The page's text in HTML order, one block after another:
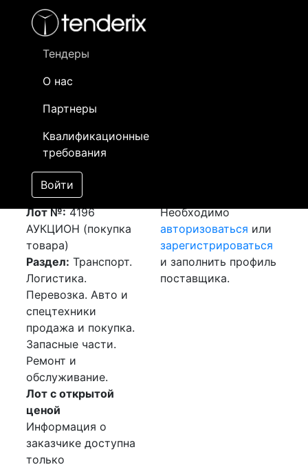
Тендеры
О нас
Партнеры
Квалификационные
требования
Войти
- активный лот
- сохраненный лот (не опубликован)
Закупка: Перевозка
г.Шымкент (РК) -
пос. Качар,
Костанайская обл.
(РК)[Завершен]
Лот №:4196
АУКЦИОН (покупка
товара)
Раздел: Транспорт.
Логистика.
Перевозка. Авто и
спецтехники
продажа и покупка.
Запасные части.
Ремонт и
обслуживание.
Лот с открытой
ценой
Информация о
заказчике доступна
только
Необходимо
авторизоваться или
зарегистрироваться
и заполнить профиль
поставщика.